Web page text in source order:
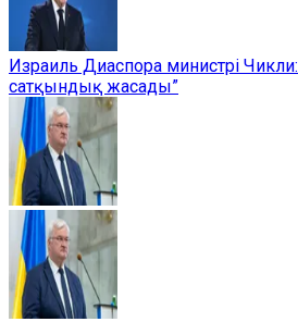
Израиль Диаспора министрі
сатқындық жасады”